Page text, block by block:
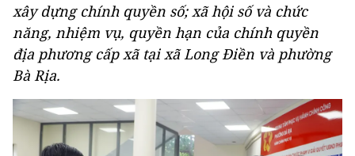
xây dựng chính quyền số; xã hội số và chức
năng, nhiệm vụ, quyền hạn của chính quyền
địa phương cấp xã tại xã Long Điền và phường
Bà Rịa.